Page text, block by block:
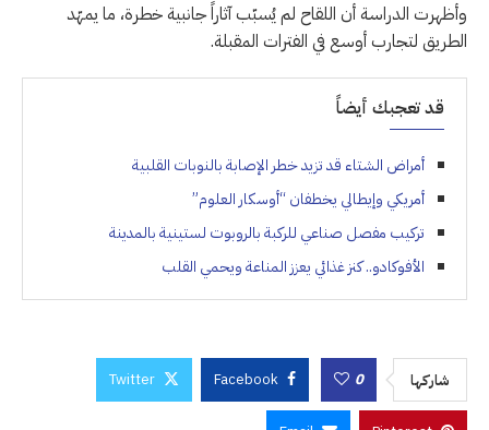
وأظهرت الدراسة أن اللقاح لم يُسبّب آثاراً جانبية خطرة، ما يمهّد
الطريق لتجارب أوسع في الفترات المقبلة.
قد تعجبك أيضاً
أمراض الشتاء قد تزيد خطر الإصابة بالنوبات القلبية
أمريكي وإيطالي يخطفان “أوسكار العلوم”
تركيب مفصل صناعي للركبة بالروبوت لستينية بالمدينة
الأفوكادو.. كنز غذائي يعزز المناعة ويحمي القلب
شاركها 0
Facebook
Twitter